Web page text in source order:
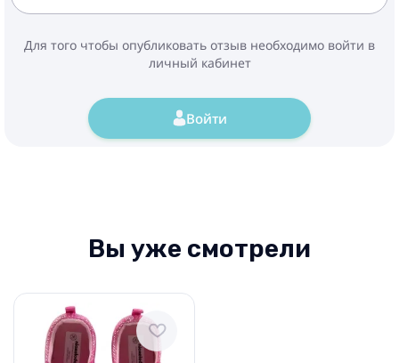
Для того чтобы опубликовать отзыв необходимо войти в
личный кабинет
Войти
Вы уже смотрели